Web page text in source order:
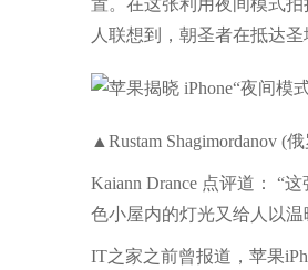
置。在这张利用夜间模式
人联想到，朝圣者在抵达
▲Rustam Shagimordanov (
Kaiann Drance 点评道： “
色小屋内的灯光又给人以
IT之家之前曾报道，苹果